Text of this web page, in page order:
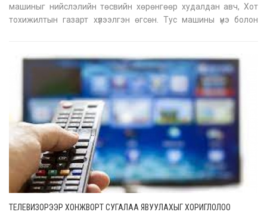
машиныг нийслэлийн төсвийн хөрөнгөөр худалдан авч, Хот
тохижилтын газарт хүлээлгэн өгсөн. Тус машины үнэ болон
тодрууллаа. -З
ТЕЛЕВИЗОРЭЭР ХОНЖВОРТ СУГАЛАА ЯВУУЛАХЫГ ХОРИГЛОЛОО